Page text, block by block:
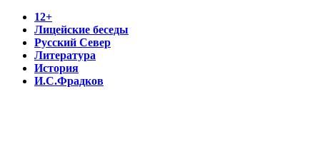
12+
Лицейские беседы
Русский Север
Литература
История
И.С.Фрадков